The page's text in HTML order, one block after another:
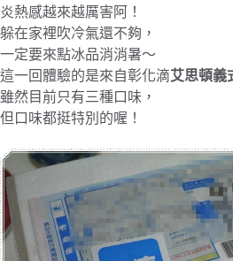
炎熱感越來越厲害阿！
躲在家裡吹冷氣還不夠，
一定要來點冰品消消暑～
這一回體驗的是來自彰化滴艾思頓義
雖然目前只有三種口味，
但口味都挺特別的喔！